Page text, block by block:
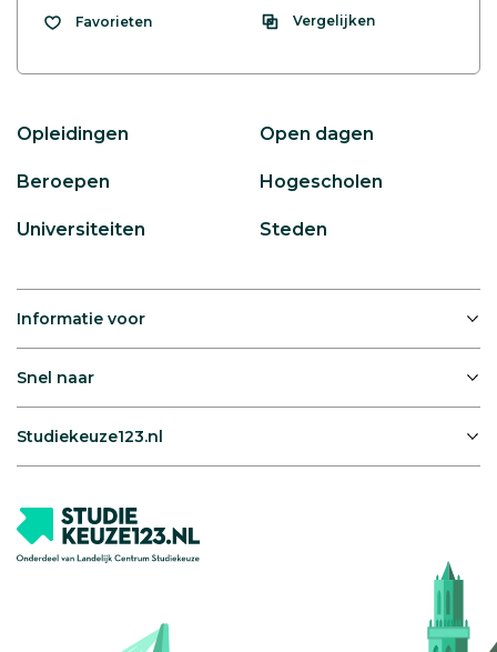
Favorieten Vergelijken
Opleidingen Open dagen
Beroepen Hogescholen
Universiteiten Steden
Informatie voor
Snel naar
Studiekeuze123.nl